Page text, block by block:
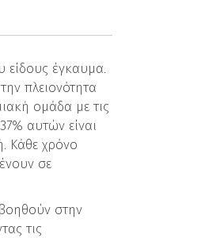
είδους έγκαυμα.
πλειονότητα
ομάδα με τις
αυτών είναι
Κάθε χρόνο
σε
στην
τις